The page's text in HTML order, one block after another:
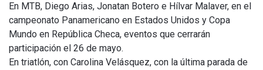
En MTB, Diego Arias, Jonatan Botero e Hílvar Malaver, en el
campeonato Panamericano en Estados Unidos y Copa
Mundo en República Checa, eventos que cerrarán
participación el 26 de mayo.
En triatlón, con Carolina Velásquez, con la última parada de